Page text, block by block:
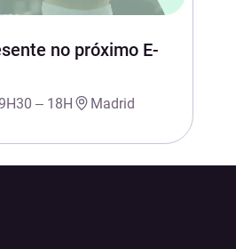
no próximo E-
– 18H Madrid